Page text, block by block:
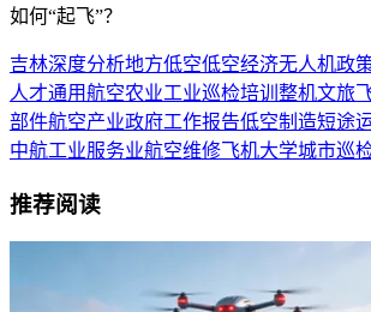
如何“起飞”？
吉林深度分析地方低空低空经济无人机政
人才通用航空农业工业巡检培训 整机文旅
部件航空产业政府工作报告低空制造短途
中航工业服务业航空维修飞机大学城市巡
推荐阅读